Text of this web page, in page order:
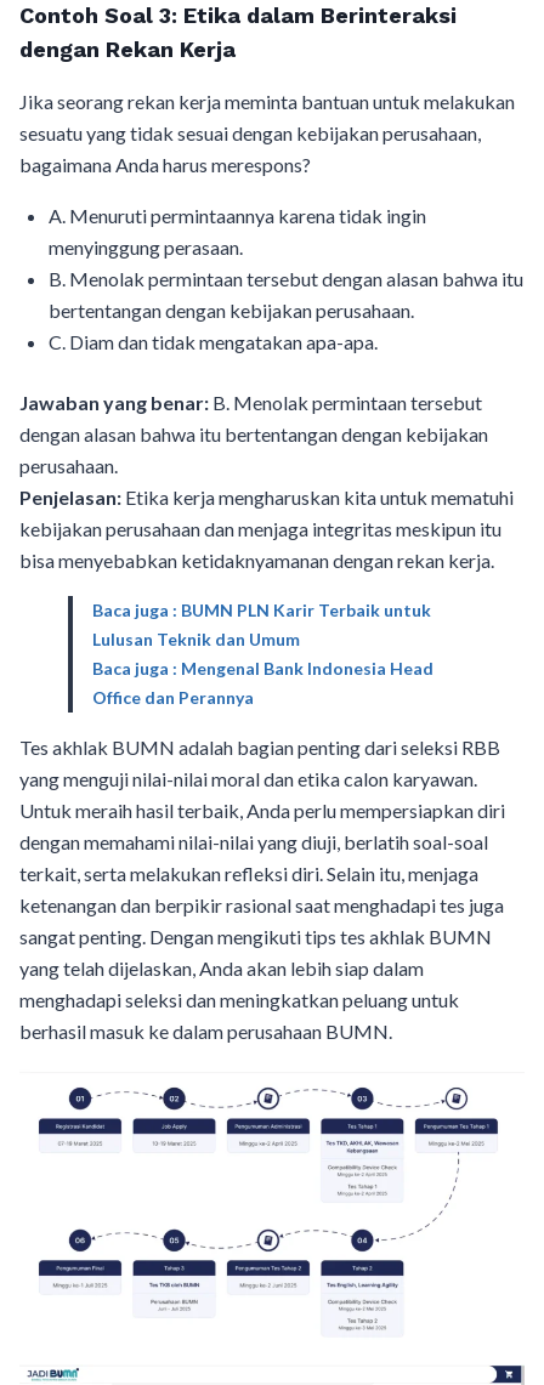
Contoh Soal 3: Etika dalam Berinteraksi
dengan Rekan Kerja
Jika seorang rekan kerja meminta bantuan untuk melakukan
sesuatu yang tidak sesuai dengan kebijakan perusahaan,
bagaimana Anda harus merespons?
A. Menuruti permintaannya karena tidak ingin
menyinggung perasaan.
B. Menolak permintaan tersebut dengan alasan bahwa itu
bertentangan dengan kebijakan perusahaan.
C. Diam dan tidak mengatakan apa-apa.
Jawaban yang benar: B. Menolak permintaan tersebut
dengan alasan bahwa itu bertentangan dengan kebijakan
perusahaan.
Penjelasan: Etika kerja mengharuskan kita untuk mematuhi
kebijakan perusahaan dan menjaga integritas meskipun itu
bisa menyebabkan ketidaknyamanan dengan rekan kerja.
Baca juga : BUMN PLN Karir Terbaik untuk
Lulusan Teknik dan Umum
Baca juga : Mengenal Bank Indonesia Head
Office dan Perannya
Tes akhlak BUMN adalah bagian penting dari seleksi RBB
yang menguji nilai-nilai moral dan etika calon karyawan.
Untuk meraih hasil terbaik, Anda perlu mempersiapkan diri
dengan memahami nilai-nilai yang diuji, berlatih soal-soal
terkait, serta melakukan refleksi diri. Selain itu, menjaga
ketenangan dan berpikir rasional saat menghadapi tes juga
sangat penting. Dengan mengikuti tips tes akhlak BUMN
yang telah dijelaskan, Anda akan lebih siap dalam
menghadapi seleksi dan meningkatkan peluang untuk
berhasil masuk ke dalam perusahaan BUMN.